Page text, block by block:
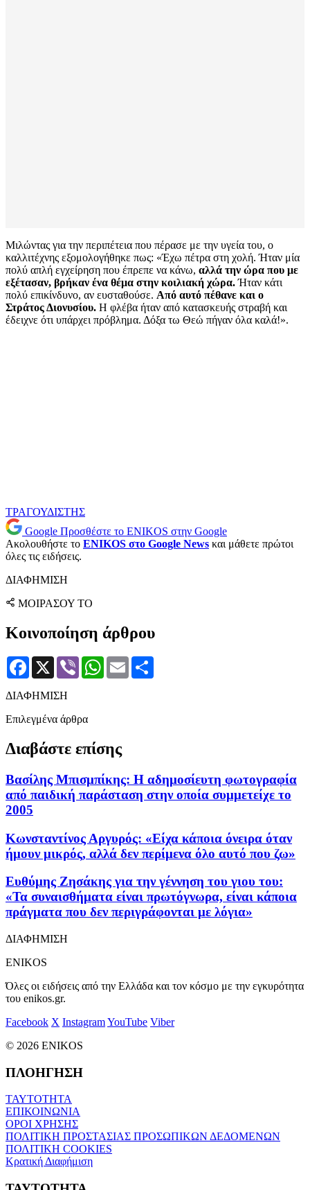
Μιλώντας για την περιπέτεια που πέρασε με την υγεία του, ο
καλλιτέχνης εξομολογήθηκε πως: «Έχω πέτρα στη χολή. Ήταν μία
πολύ απλή εγχείρηση που έπρεπε να κάνω, αλλά την ώρα που με
εξέτασαν, βρήκαν ένα θέμα στην κοιλιακή χώρα.Ήταν κάτι
πολύ επικίνδυνο, αν ευσταθούσε. Από αυτό πέθανε και ο
Στράτος Διονυσίου. Η φλέβα ήταν από κατασκευής στραβή και
έδειχνε ότι υπάρχει πρόβλημα. Δόξα τω Θεώ πήγαν όλα καλά!».
ΤΡΑΓΟΥΔΙΣΤΗΣ
Google Προσθέστε το ENIKOS στην Google
Ακολουθήστε το ENIKOS στο Google News και μάθετε πρώτοι
όλες τις ειδήσεις.
ΔΙΑΦΗΜΙΣΗ
ΜΟΙΡΑΣΟΥ ΤΟ
Κοινοποίηση άρθρου
Facebook
X Viber WhatsApp
Email
ΔΙΑΦΗΜΙΣΗ
Επιλεγμένα άρθρα
Διαβάστε επίσης
Βασίλης Μπισμπίκης: Η αδημοσίευτη φωτογραφία
από παιδική παράσταση στην οποία συμμετείχε το
2005
Κωνσταντίνος Αργυρός: «Είχα κάποια όνειρα όταν
ήμουν μικρός, αλλά δεν περίμενα όλο αυτό που ζω»
Ευθύμης Ζησάκης για την γέννηση του γιου του:
«Τα συναισθήματα είναι πρωτόγνωρα, είναι κάποια
πράγματα που δεν περιγράφονται με λόγια»
ΔΙΑΦΗΜΙΣΗ
ENIKOS
Όλες οι ειδήσεις από την Ελλάδα και τον κόσμο με την εγκυρότητα
του enikos.gr.
Facebook X InstagramYouTube Viber
© 2026 ENIKOS
ΠΛΟΗΓΗΣΗ
ΤΑΥΤΟΤΗΤΑ
ΕΠΙΚΟΙΝΩΝΙΑ
ΟΡΟΙ ΧΡΗΣΗΣ
ΠΟΛΙΤΙΚΗ ΠΡΟΣΤΑΣΙΑΣ ΠΡΟΣΩΠΙΚΩΝ ΔΕΔΟΜΕΝΩΝ
ΠΟΛΙΤΙΚΗ COOKIES
Κρατική Διαφήμιση